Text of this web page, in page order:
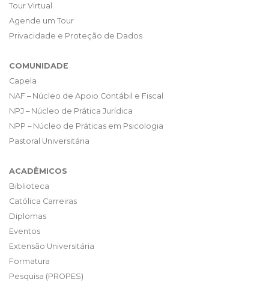
Tour Virtual
Agende um Tour
Privacidade e Proteção de Dados
COMUNIDADE
Capela
NAF – Núcleo de Apoio Contábil e Fiscal
NPJ – Núcleo de Prática Jurídica
NPP – Núcleo de Práticas em Psicologia
Pastoral Universitária
ACADÊMICOS
Biblioteca
Católica Carreiras
Diplomas
Eventos
Extensão Universitária
Formatura
Pesquisa (PROPES)